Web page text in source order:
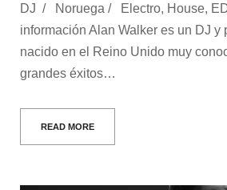
DJ / Noruega / Electro, House,
información Alan Walker es un DJ y
nacido en el Reino Unido muy
grandes éxitos…
READ MORE